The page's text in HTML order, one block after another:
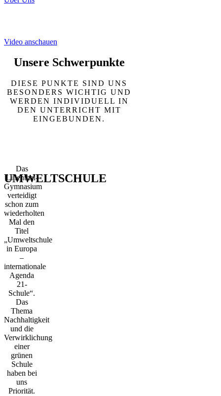
Video anschauen
Unsere Schwerpunkte
DIESE PUNKTE SIND UNS
BESONDERS WICHTIG UND
WERDEN INDIVIDUELL IN
DEN UNTERRICHT MIT
EINGEBUNDEN.
UMWELTSCHULE
Das
Lilienthal-
Gymnasium
verteidigt
schon zum
wiederholten
Mal den
Titel
„Umweltschule
in Europa
–
internationale
Agenda
21-
Schule“.
Das
Thema
Nachhaltigkeit
und die
Verwirklichung
einer
grünen
Schule
haben bei
uns
Priorität.